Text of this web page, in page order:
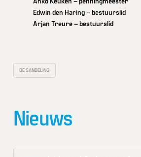
Edwin den Haring – bestuurslid
Arjan Treure – bestuurslid
DE SANDELING
Nieuws